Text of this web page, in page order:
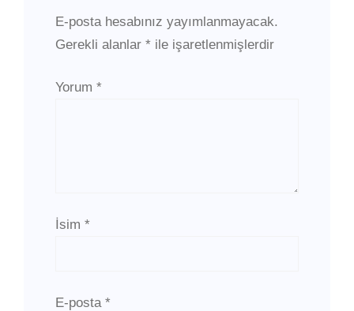
E-posta hesabınız yayımlanmayacak.
Gerekli alanlar * ile işaretlenmişlerdir
Yorum *
İsim *
E-posta *